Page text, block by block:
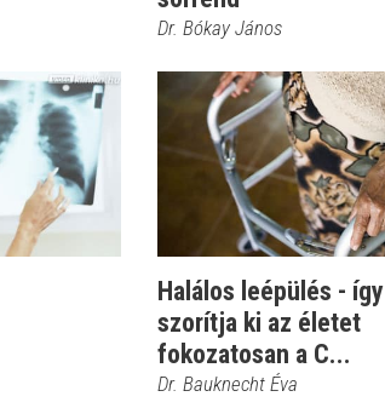
Dr. Bókay János
Halálos leépülés - így
szorítja ki az életet
fokozatosan a C...
Dr. Bauknecht Éva